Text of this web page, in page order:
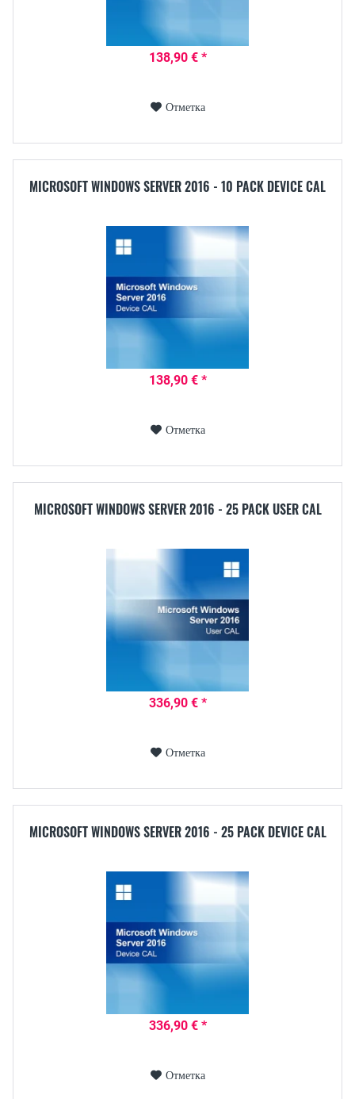
138,90 € *
Отметка
MICROSOFT WINDOWS SERVER 2016 - 10 PACK DEVICE CAL
138,90 € *
Отметка
MICROSOFT WINDOWS SERVER 2016 - 25 PACK USER CAL
336,90 € *
Отметка
MICROSOFT WINDOWS SERVER 2016 - 25 PACK DEVICE CAL
336,90 € *
Отметка